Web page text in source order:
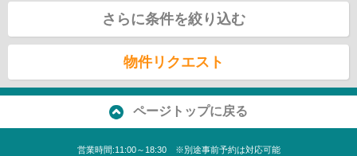
さらに条件を絞り込む
物件リクエスト
ページトップに戻る
営業時間:11:00～18:30 ※別途事前予約は対応可能